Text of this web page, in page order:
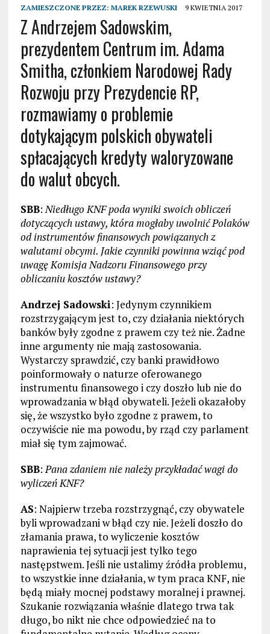
ZAMIESZCZONE PRZEZ: MAREK RZEWUSKI 9 KWIETNIA 2017
Z Andrzejem Sadowskim,
prezydentem Centrum im. Adama
Smitha, członkiem Narodowej Rady
Rozwoju przy Prezydencie RP,
rozmawiamy o problemie
dotykającym polskich obywateli
spłacających kredyty waloryzowane
do walut obcych.
SBB: Niedługo KNF poda wyniki swoich obliczeń
dotyczących ustawy, która mogłaby uwolnić Polaków
od instrumentów finansowych powiązanych z
walutami obcymi. Jakie czynniki powinna wziąć pod
uwagę Komisja Nadzoru Finansowego przy
obliczaniu kosztów ustawy?
Andrzej Sadowski: Jedynym czynnikiem
rozstrzygającym jest to, czy działania niektórych
banków były zgodne z prawem czy też nie. Żadne
inne argumenty nie mają zastosowania.
Wystarczy sprawdzić, czy banki prawidłowo
poinformowały o naturze oferowanego
instrumentu finansowego i czy doszło lub nie do
wprowadzania w błąd obywateli. Jeżeli okazałoby
się, że wszystko było zgodne z prawem, to
oczywiście nie ma powodu, by rząd czy parlament
miał się tym zajmować.
SBB: Pana zdaniem nie należy przykładać wagi do
wyliczeń KNF?
AS: Najpierw trzeba rozstrzygnąć, czy obywatele
byli wprowadzani w błąd czy nie. Jeżeli doszło do
złamania prawa, to wyliczenie kosztów
naprawienia tej sytuacji jest tylko tego
następstwem. Jeśli nie ustalimy źródła problemu,
to wszystkie inne działania, w tym praca KNF, nie
będą miały mocnej podstawy moralnej i prawnej.
Szukanie rozwiązania właśnie dlatego trwa tak
długo, bo nikt nie chce odpowiedzieć na to